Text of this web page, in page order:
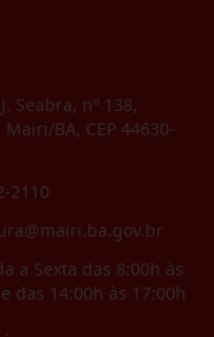
Seabra, nº 138,
BA, CEP 44630-
2110
a Sexta das 8:00h às
das 14:00h às 17:00h